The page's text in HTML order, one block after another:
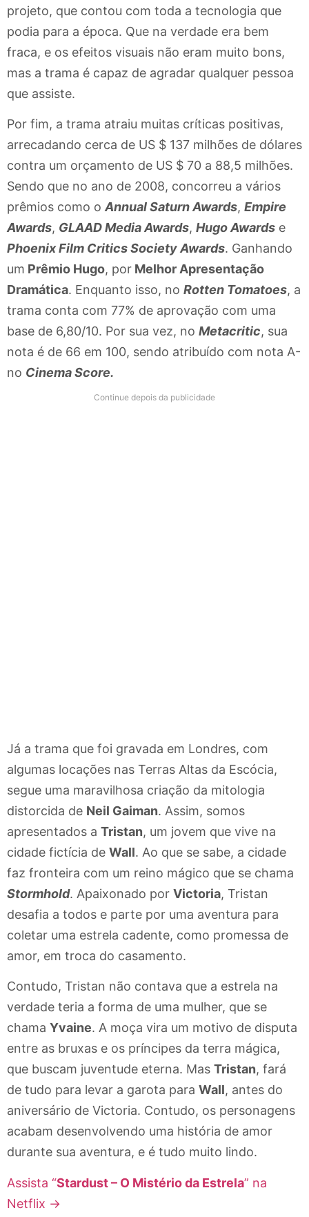
projeto, que contou com toda a tecnologia que
podia para a época. Que na verdade era bem
fraca, e os efeitos visuais não eram muito bons,
mas a trama é capaz de agradar qualquer pessoa
que assiste.
Por fim, a trama atraiu muitas críticas positivas,
arrecadando cerca de US $ 137 milhões de dólares
contra um orçamento de US $ 70 a 88,5 milhões.
Sendo que no ano de 2008, concorreu a vários
prêmios como oAnnual Saturn Awards, Empire
Awards, GLAAD Media Awards, Hugo Awards e
Phoenix Film Critics Society Awards. Ganhando
um Prêmio Hugo, por Melhor Apresentação
Dramática. Enquanto isso, no Rotten Tomatoes, a
trama conta com 77% de aprovação com uma
base de 6,80/10. Por sua vez, no Metacritic, sua
nota é de 66 em 100, sendo atribuído com nota A-
no Cinema Score.
Continue depois da publicidade
Já a trama que foi gravada em Londres, com
algumas locações nas Terras Altas da Escócia,
segue uma maravilhosa criação da mitologia
distorcida de Neil Gaiman. Assim, somos
apresentados a Tristan, um jovem que vive na
cidade fictícia de Wall. Ao que se sabe, a cidade
faz fronteira com um reino mágico que se chama
Stormhold. Apaixonado por Victoria, Tristan
desafia a todos e parte por uma aventura para
coletar uma estrela cadente, como promessa de
amor, em troca do casamento.
Contudo, Tristan não contava que a estrela na
verdade teria a forma de uma mulher, que se
chama Yvaine. A moça vira um motivo de disputa
entre as bruxas e os príncipes da terra mágica,
que buscam juventude eterna. Mas Tristan, fará
de tudo para levar a garota para Wall, antes do
aniversário de Victoria. Contudo, os personagens
acabam desenvolvendo uma história de amor
durante sua aventura, e é tudo muito lindo.
Assista “Stardust – O Mistério da Estrela” na
Netflix →